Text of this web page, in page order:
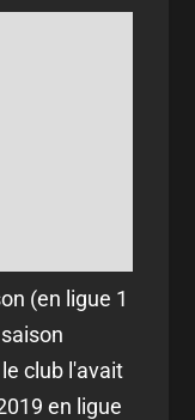
(en ligue 1
club l'avait
en ligue